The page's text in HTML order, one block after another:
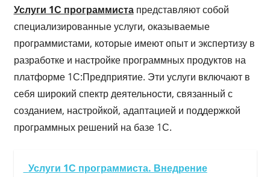
Услуги 1С программистапредставляют собой
специализированные услуги, оказываемые
программистами, которые имеют опыт и экспертизу в
разработке и настройке программных продуктов на
платформе 1С:Предприятие. Эти услуги включают в
себя широкий спектр деятельности, связанный с
созданием, настройкой, адаптацией и поддержкой
программных решений на базе 1С.
Услуги 1С программиста. Внедрение